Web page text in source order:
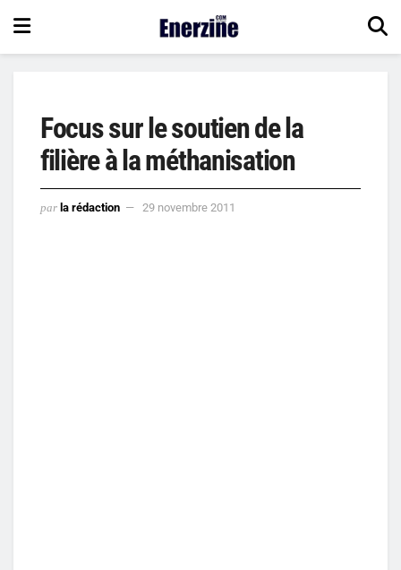
Focus sur le soutien de la
filière à la méthanisation
par la rédaction 29 novembre 2011